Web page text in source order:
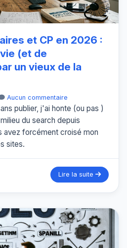
et CP en 2026 :
(et de
un vieux de la
Aucun commentaire
publier, j'ai honte (ou pas )
du search depuis
avez forcément croisé mon
sites.
Lire la suite